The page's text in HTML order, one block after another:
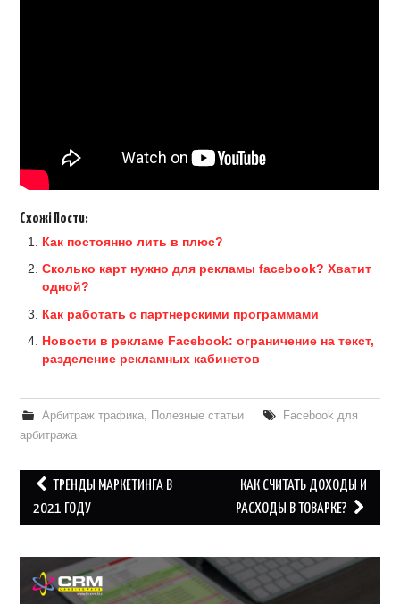
Схожі Пости:
Как постоянно лить в плюс?
Сколько карт нужно для рекламы facebook? Хватит
одной?
Как работать с партнерскими программами
Новости в рекламе Facebook: ограничение на текст,
разделение рекламных кабинетов
Арбитраж трафика, Полезные статьи
Facebook для
арбитража
Post
navigation
ТРЕНДЫ МАРКЕТИНГА В
2021 ГОДУ
КАК СЧИТАТЬ ДОХОДЫ И
РАСХОДЫ В ТОВАРКЕ?